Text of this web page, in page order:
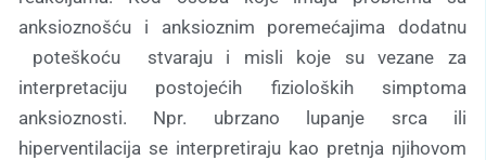
anksioznošću i anksioznim poremećajima dodatnu
poteškoću stvaraju i misli koje su vezane za
interpretaciju postojećih fizioloških simptoma
anksioznosti. Npr. ubrzano lupanje srca ili
hiperventilacija se interpretiraju kao pretnja njihovom